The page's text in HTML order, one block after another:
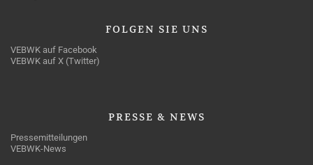
FOLGEN SIE UNS
VEBWK auf Facebook
VEBWK auf X (Twitter)
PRESSE & NEWS
Pressemitteilungen
VEBWK-News